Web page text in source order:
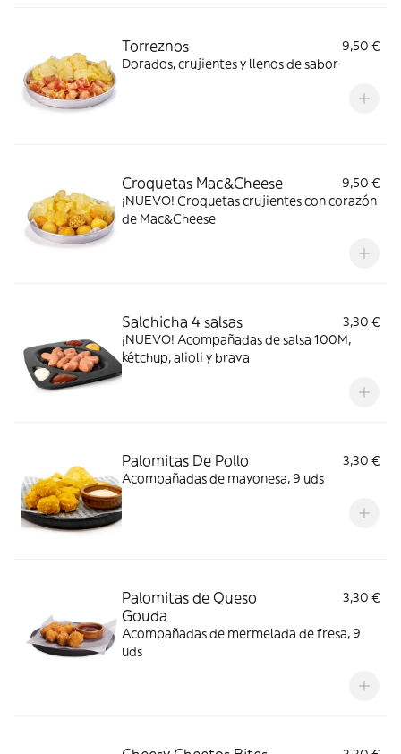
Torreznos
9,50 €
Dorados, crujientes y llenos de sabor
Croquetas Mac&Cheese
9,50 €
¡NUEVO! Croquetas crujientes con corazón
de Mac&Cheese
Salchicha 4 salsas
3,30 €
¡NUEVO! Acompañadas de salsa 100M,
kétchup, alioli y brava
Palomitas De Pollo
3,30 €
Acompañadas de mayonesa, 9 uds
Palomitas de Queso
Gouda
3,30 €
Acompañadas de mermelada de fresa, 9
uds